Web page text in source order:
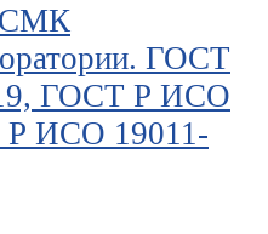
СМК
ГОСТ
ГОСТ Р ИСО
Р ИСО 19011-